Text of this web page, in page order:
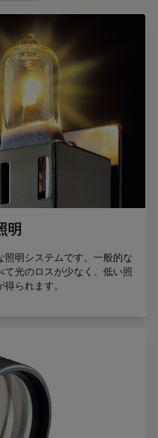
明
明システムです。一般的な
光のロスが少なく、低い照
られます。